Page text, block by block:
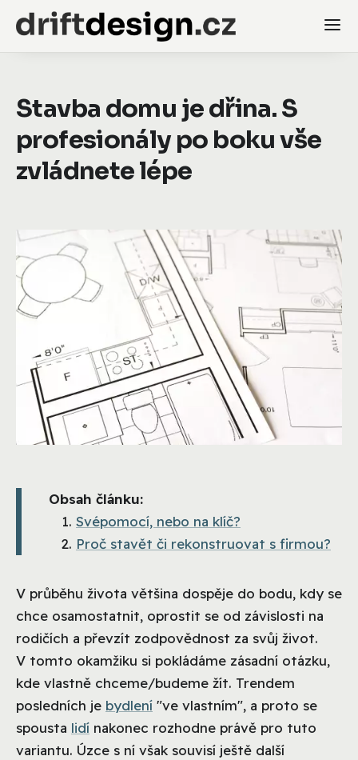
Stavba domu je dřina. S
profesionály po boku vše
zvládnete lépe
Obsah článku:
Svépomocí, nebo na klíč?
Proč stavět či rekonstruovat s firmou?
V průběhu života většina dospěje do bodu, kdy se
chce osamostatnit, oprostit se od závislosti na
rodičích a převzít zodpovědnost za svůj život.
V tomto okamžiku si pokládáme zásadní otázku,
kde vlastně chceme/budeme žít. Trendem
posledních je bydlení "ve vlastním", a proto se
spousta lidí nakonec rozhodne právě pro tuto
variantu. Úzce s ní však souvisí ještě další